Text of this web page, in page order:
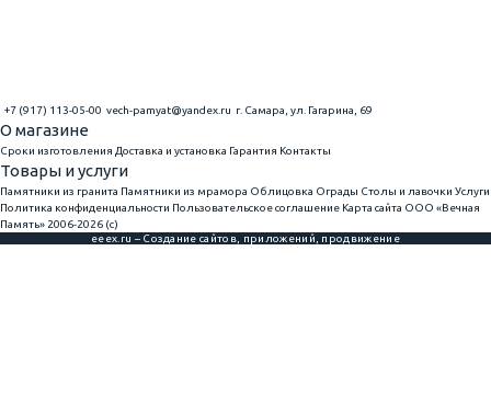
+7 (917) 113-05-00 vech-pamyat@yandex.ru г. Самара, ул. Гагарина, 69
О магазине
Сроки изготовления Доставка и установка Гарантия Контакты
Товары и услуги
Памятники из гранита Памятники из мрамора Облицовка Ограды Столы и лавочки Услуги
Политика конфиденциальности Пользовательское соглашение Карта сайта ООО «Вечная
Память» 2006-2026 (с)
eeex.ru – Создание сайтов, приложений, продвижение